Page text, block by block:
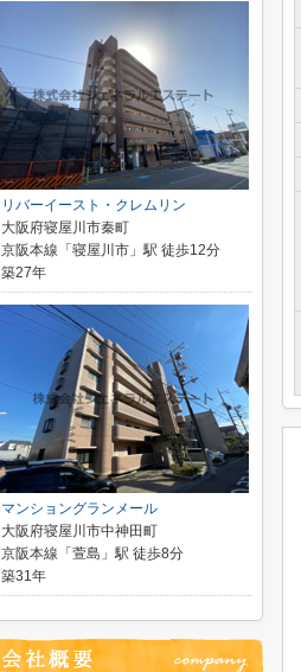
リバーイースト・クレムリン
大阪府寝屋川市秦町
京阪本線「寝屋川市」駅 徒歩12分
築27年
マンショングランメール
大阪府寝屋川市中神田町
京阪本線「萱島」駅 徒歩8分
築31年